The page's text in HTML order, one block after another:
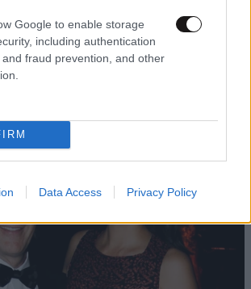
Google to enable storage
including authentication
fraud prevention, and other
Data Access Privacy Policy
2026: «Aδικηθήκαμε, δεν
θέση» – «Ήταν μια πολύ